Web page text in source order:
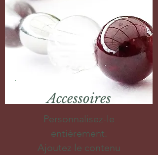
Accessoires
Personnalisez-le
entièrement.
Ajoutez le contenu